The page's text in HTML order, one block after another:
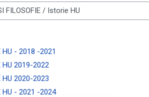
HU - 2018 -2021
HU 2019-2022
HU 2020-2023
HU - 2021 -2024